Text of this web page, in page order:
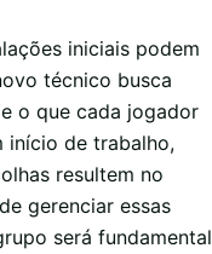
iniciais podem
técnico busca
o que cada jogador
início de trabalho,
resultem no
gerenciar essas
será fundamental